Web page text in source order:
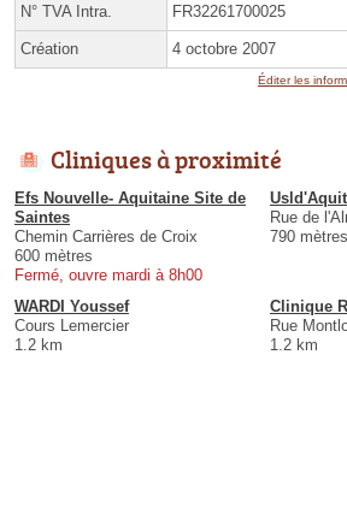
N° TVA Intra. FR32261700025
Création 4 octobre 2007
Éditer les
Cliniques à proximité
Efs Nouvelle- Aquitaine Site de
Saintes
Chemin Carrières de Croix
600 mètres
Fermé, ouvre mardi à 8h00
Rue de
790 mètres
WARDI Youssef
Cours Lemercier
1.2 km
Clinique
Rue
1.2 km